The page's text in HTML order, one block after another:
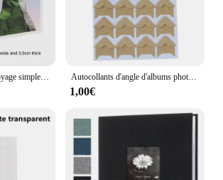
Faux ornement de nettoyage simple, accessoires de prise de vue, livre décoratif à la mode 216.239., décoration de la maison, décoration de table basse Autocollants d'angle d'albums photo vintage, papier kraft, scrapbooking, image, décor d'album photo bricolage, 5 feuilles, 120 pièces
1,00€